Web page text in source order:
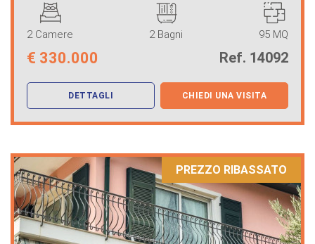
2 Camere 2 Bagni 95 MQ
€ 330.000 Ref. 14092
DETTAGLI CHIEDI UNA VISITA
PREZZO RIBASSATO